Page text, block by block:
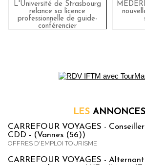
L'Université de Strasbourg
relance sa licence
professionnelle de guide-
conférencier
LES ANNONCES
CARREFOUR VOYAGES -
CDD - (Vannes (56))
OFFRES D'EMPLOI TOURISME
CARREFOUR VOYAGES -